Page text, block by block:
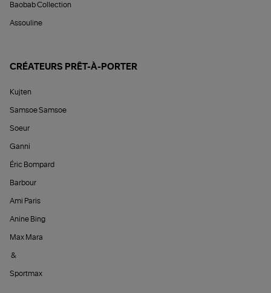
Baobab Collection
Assouline
CRÉATEURS PRÊT-À-PORTER
Kujten
Samsoe Samsoe
Soeur
Ganni
Éric Bompard
Barbour
Ami Paris
Anine Bing
Max Mara
&
Sportmax